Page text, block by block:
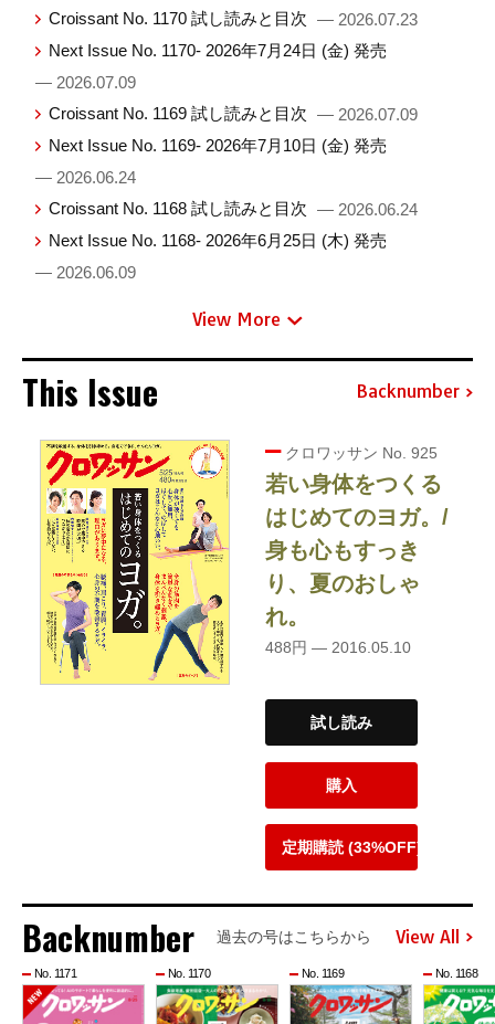
Croissant No. 1170 試し読みと目次 — 2026.07.23
Next Issue No. 1170- 2026年7月24日 (金) 発売
— 2026.07.09
Croissant No. 1169 試し読みと目次 — 2026.07.09
Next Issue No. 1169- 2026年7月10日 (金) 発売
— 2026.06.24
Croissant No. 1168 試し読みと目次 — 2026.06.24
Next Issue No. 1168- 2026年6月25日 (木) 発売
— 2026.06.09
View More
This Issue Backnumber
クロワッサン No. 925
若い身体をつくる
はじめてのヨガ。/
身も心もすっき
り、夏のおしゃ
れ。
488円 — 2016.05.10
試し読み
購入
定期購読 (33%OFF)
Backnumber 過去の号はこちらから View All
No. 1171 No. 1170 No. 1169 No. 1168